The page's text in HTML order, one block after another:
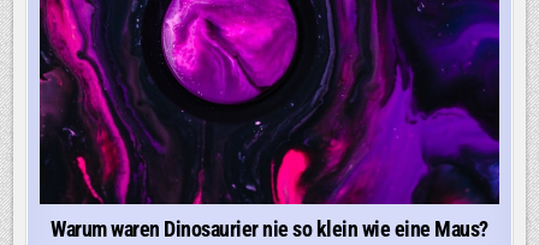
Warum waren Dinosaurier nie so klein wie eine Maus?